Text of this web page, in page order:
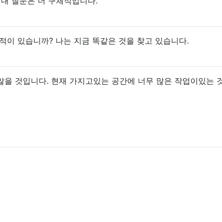
이 있습니까? 나는 지금 똑같은 것을 찾고 있습니다.
을 것입니다. 현재 가지고있는 공간에 너무 많은 작업이있는